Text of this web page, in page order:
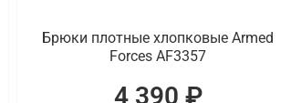
Брюки плотные хлопковые Armed
Forces AF3357
4 390 ₽